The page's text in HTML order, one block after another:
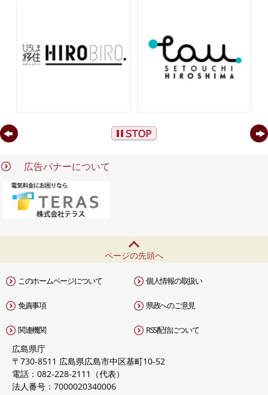
広告バナーについて
ページの先頭へ
このホームページについて 個人情報の取扱い
免責事項 県政へのご意見
関連機関 RSS配信について
広島県庁
〒730-8511 広島県広島市中区基町10-52
電話：082-228-2111（代表）
法人番号：7000020340006